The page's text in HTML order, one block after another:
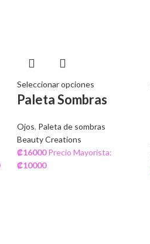
Seleccionar opciones
Paleta Sombras
Ojos, Paleta de sombras
Beauty Creations
₡16000 Precio Mayorista:
₡10000